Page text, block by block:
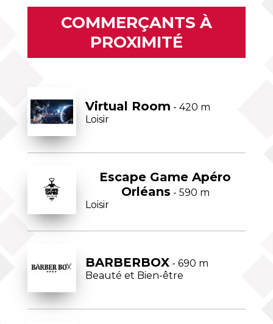
COMMERÇANTS À
PROXIMITÉ
Virtual Room - 420 m
Loisir
Escape Game Apéro
Orléans - 590 m
Loisir
BARBERBOX- 690 m
Beauté et Bien-être